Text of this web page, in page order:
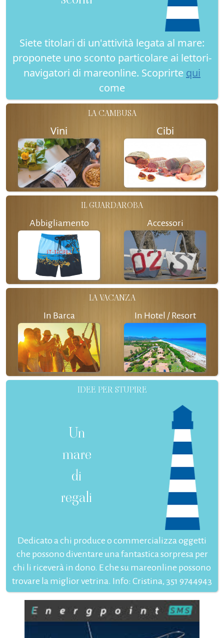
Siete titolari di un'attività legata al mare:
proponete uno sconto particolare ai lettori-
navigatori di mareonline. Scoprirte qui
come
LA CAMBUSA
Vini Cibi
IL GUARDAROBA
Abbigliamento Accessori
LA VACANZA
In Barca In Hotel / Resort
IDEE PER STUPIRE
Un
mare
di
regali
Dedicato a chi produce o commercializza oggetti
che possono diventare una fantastica sorpresa per
chi li riceverà in dono. E che su mareonline possono
trovare la miglior vetrina. Info: Cristina, 351 9744943